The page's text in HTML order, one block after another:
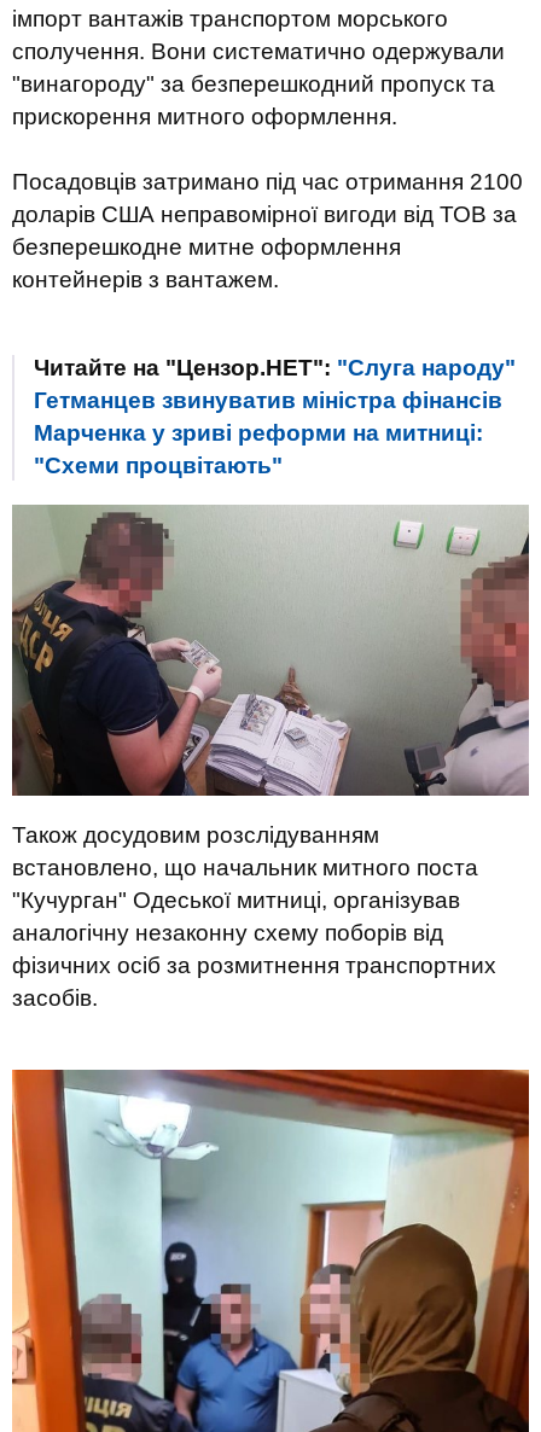
імпорт вантажів транспортом морського
сполучення. Вони систематично одержували
"винагороду" за безперешкодний пропуск та
прискорення митного оформлення.
Посадовців затримано під час отримання 2100
доларів США неправомірної вигоди від ТОВ за
безперешкодне митне оформлення
контейнерів з вантажем.
Читайте на "Цензор.НЕТ": "Слуга народу"
Гетманцев звинуватив міністра фінансів
Марченка у зриві реформи на митниці:
"Схеми процвітають"
Також досудовим розслідуванням
встановлено, що начальник митного поста
"Кучурган" Одеської митниці, організував
аналогічну незаконну схему поборів від
фізичних осіб за розмитнення транспортних
засобів.